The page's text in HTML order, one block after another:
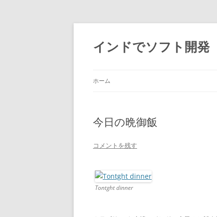
インドでソフト開発
ホーム
今日の晩御飯
コメントを残す
Tontght dinner